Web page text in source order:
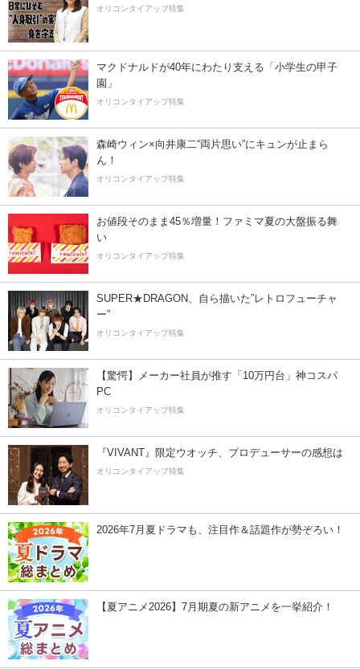
オリコンタイアップ特集
マクドナルドが40年にわたり支える「小学生の甲子
園」
オリコンタイアップ特集
森崎ウィン×向井康二“両片思い”にキュンが止まら
ん！
オリコンタイアップ特集
お値段そのまま45％増量！ファミマ夏の大盤振る舞
い
オリコンタイアップ特集
SUPER★DRAGON、自ら描いた”レトロフューチャ
ー”
オリコンタイアップ特集
【驚愕】メーカー社員が推す「10万円台」神コスパ
PC
オリコンタイアップ特集
『VIVANT』限定ウオッチ、プロデューサーの感想は
オリコンタイアップ特集
2026年7月夏ドラマも、注目作＆話題作が勢ぞろい！
【夏アニメ2026】7月期夏の新アニメを一挙紹介！